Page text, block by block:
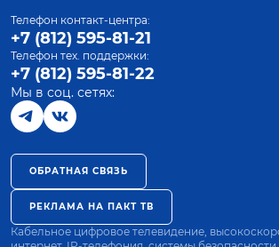
Телефон контакт-центра:
+7 (812) 595-81-21
Телефон тех. поддержки:
+7 (812) 595-81-22
Мы в соц. сетях:
ОБРАТНАЯ СВЯЗЬ
РЕКЛАМА НА ПАКТ ТВ
Кабельное цифровое телевидение,